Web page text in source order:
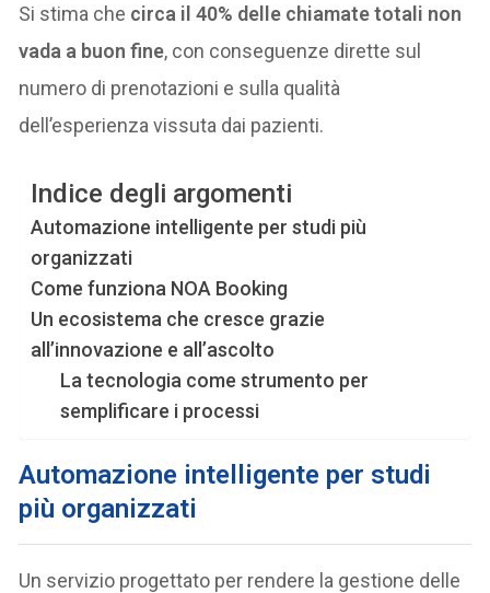
Si stima che circa il 40% delle chiamate totali non
vada a buon fine, con conseguenze dirette sul
numero di prenotazioni e sulla qualità
dell’esperienza vissuta dai pazienti.
Indice degli argomenti
Automazione intelligente per studi più
organizzati
Come funziona NOA Booking
Un ecosistema che cresce grazie
all’innovazione e all’ascolto
La tecnologia come strumento per
semplificare i processi
Automazione intelligente per studi
più organizzati
Un servizio progettato per rendere la gestione delle